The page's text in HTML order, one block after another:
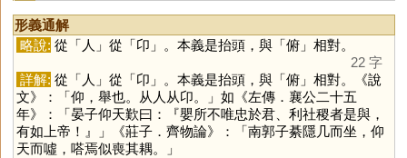
形義通解
略說: 從「人 」從「卬 」。本義是抬頭，與「俯」相對。
22 字
詳解: 從「人 」從「卬 」。本義是抬頭，與「俯」相對。《說
文》：「仰，舉也。从人从卬。」如《左傳．襄公二十五
年》：「晏子仰天歎曰：『嬰所不唯忠於君、利社稷者是與，
有如上帝！』」《莊子．齊物論》：「南郭子綦隱几而坐，仰
天而噓，嗒焉似喪其耦。」